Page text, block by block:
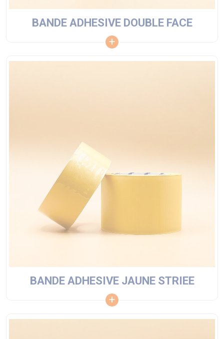
BANDE ADHESIVE DOUBLE FACE
BANDE ADHESIVE JAUNE STRIEE